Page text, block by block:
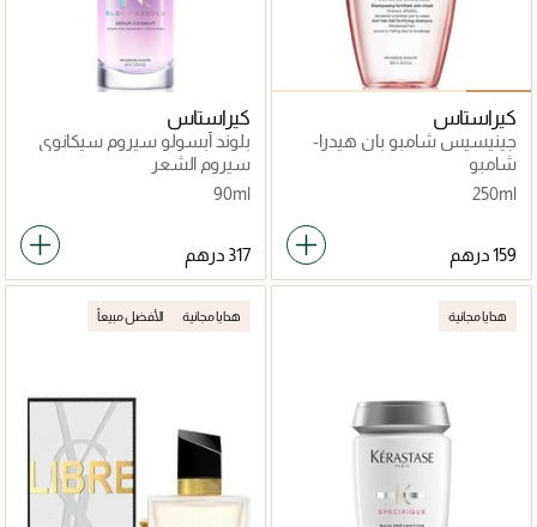
كيراستاس
جينيسيس شامبو بان هيدرا-
فورتيفاينت 250مل
شامبو
250ml
كيراستاس
بلوند أبسولو سيروم سيكانوي
للعناية الليلية 90مل
سيروم الشعر
90ml
هدايا مجانية هدايا مجانية الأفضل مبيعاً